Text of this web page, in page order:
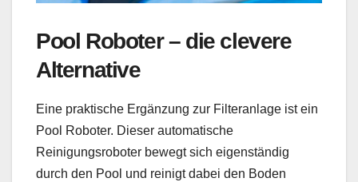
Pool Roboter – die clevere
Alternative
Eine praktische Ergänzung zur Filteranlage ist ein
Pool Roboter. Dieser automatische
Reinigungsroboter bewegt sich eigenständig
durch den Pool und reinigt dabei den Boden